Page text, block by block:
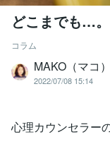
どこまでも…。
コラム
MAKO（マコ
2022/07/08 15:14
心理カウンセラー